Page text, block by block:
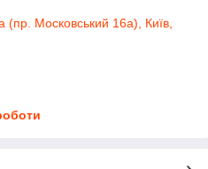
Московський 16а), Київ,